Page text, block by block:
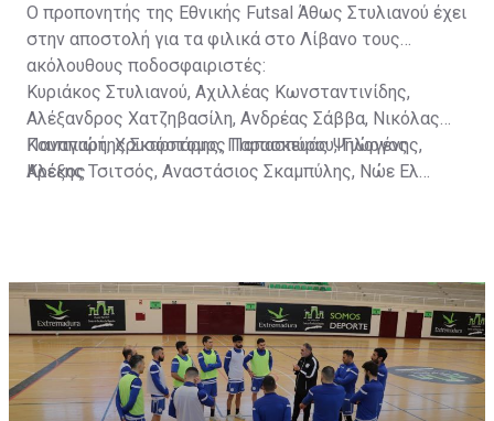
Ο προπονητής της Εθνικής Futsal Άθως Στυλιανού έχει
στην αποστολή για τα φιλικά στο Λίβανο τους
ακόλουθους ποδοσφαιριστές:
Κυριάκος Στυλιανού, Αχιλλέας Κωνσταντινίδης,
Αλέξανδρος Χατζηβασίλη, Ανδρέας Σάββα, Νικόλας
Κουππαρή, Χρυσόστομος Παπασπύρου, Γιώργος
Κρέκος
Παναγιώτης Σκαρπάρης, Παρασκευάς Ψηλογένης,
Αλέξης Τσιτσός, Αναστάσιος Σκαμπύλης, Νώε Ελ